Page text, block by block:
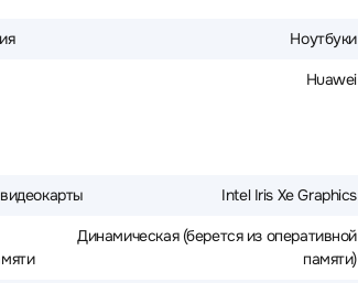
Ноутбуки
Huawei
Intel Iris Xe Graphics
Динамическая (берется из оперативной
памяти)